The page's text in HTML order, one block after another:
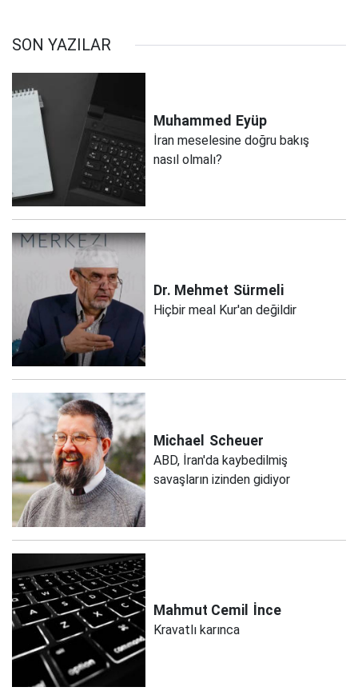
SON YAZILAR
Muhammed Eyüp
İran meselesine doğru bakış
nasıl olmalı?
Dr. Mehmet Sürmeli
Hiçbir meal Kur'an değildir
Michael Scheuer
ABD, İran'da kaybedilmiş
savaşların izinden gidiyor
Mahmut Cemil İnce
Kravatlı karınca